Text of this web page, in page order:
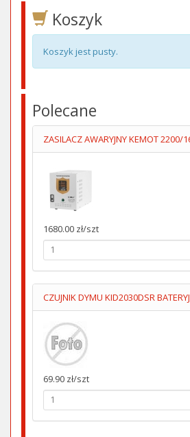
Koszyk
Koszyk jest pusty.
Polecane
1680.00 zł/szt
69.90 zł/szt